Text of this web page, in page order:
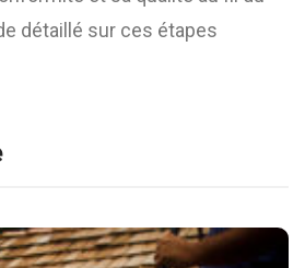
détaillé sur ces étapes